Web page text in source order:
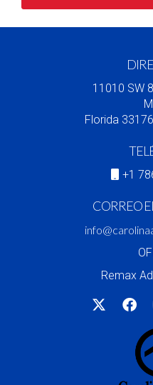
11010 SW
Florida
+1
CORREO
Remax